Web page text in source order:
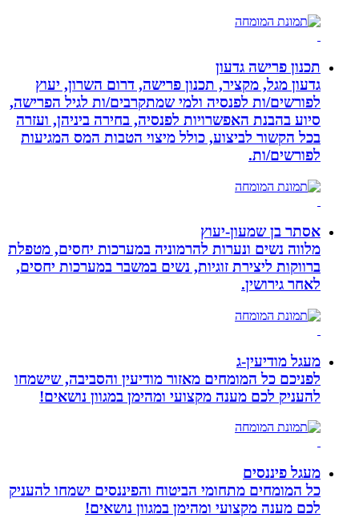
תכנון פרישה גדעון
גדעון מגל, מקציר, תכנון פרישה, דרום השרון, יעוץ
לפורשים/ות לפנסיה ולמי שמתקרבים/ות לגיל הפרישה,
סיוע בהבנת האפשרויות לפנסיה, בחירה ביניהן, ועזרה
בכל הקשור לביצוע, כולל מיצוי הטבות המס המגיעות
לפורשים/ות.
אסתר בן שמעון-יעוץ
מלווה נשים ונערות להרמוניה במערכות יחסים, מטפלת
ברווקות ליצירת זוגיות, נשים במשבר במערכות יחסים,
לאחר גירושין.
מעגל מודיעין-ג
לפניכם כל המומחים מאזור מודיעין והסביבה, שישמחו
להעניק לכם מענה מקצועי ומהימן במגוון נושאים!
מעגל פיננסים
כל המומחים מתחומי הביטוח והפיננסים ישמחו להעניק
לכם מענה מקצועי ומהימן במגוון נושאים!